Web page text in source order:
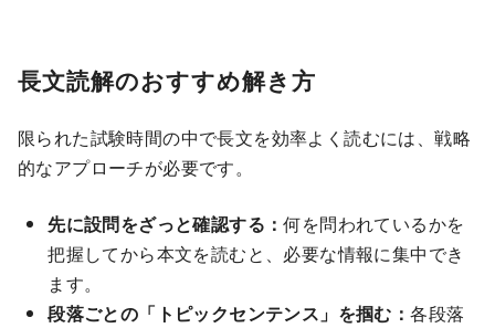
長文読解のおすすめ解き方
限られた試験時間の中で長文を効率よく読むには、戦略
的なアプローチが必要です。
先に設問をざっと確認する：何を問われているかを
把握してから本文を読むと、必要な情報に集中でき
ます。
段落ごとの「トピックセンテンス」を掴む：各段落